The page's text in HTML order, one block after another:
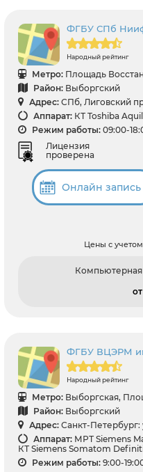
ФГБУ СПб
Народный рейтинг
Метро: Площадь
Район: Выборгский
Адрес: СПб, Лиговский
Аппарат: КТ Toshiba
Режим работы: 09:00-
Лицензия
проверена
Онлайн запись
Цены с
Компьютерная
ФГБУ ВЦЭРМ
Народный рейтинг
Метро: Выборгская,
Район: Выборгский
Адрес: Санкт-
Аппарат: МРТ Siemens
КТ Siemens Somatom
Режим работы: 9:00-